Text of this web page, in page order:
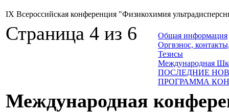
IX Всероссийская конференция "Физикохимия
Общая информация
Оргвзнос,
Тезисы
Международная
ПОСЛЕДНИЕ
ПРОГРАММА
Страница 4 из 6
Международная